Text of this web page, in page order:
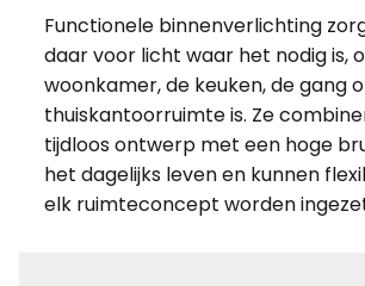
Functionele binnenverlichting
daar voor licht waar het nodig is,
woonkamer, de keuken, de gang
thuiskantoorruimte is. Ze
tijdloos ontwerp met een hoge
het dagelijks leven en kunnen
elk ruimteconcept worden